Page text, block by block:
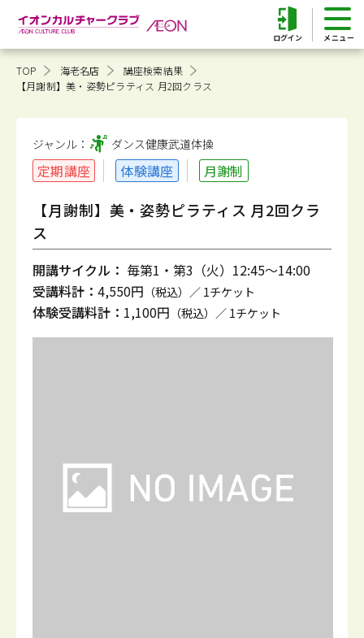
ログイン
TOP 海老名店
講座検索結果
【月謝制】美・姿勢ピラティス 月2回クラス
ジャンル： ダンス健康武道体操
定期講座 体験講座 月謝制
【月謝制】美・姿勢ピラティス 月2回クラ
ス
開講サイクル： 毎第1・第3（火）12:45～14:00
受講料計： 4,550円 （税込）／ 1チケット
体験受講料計： 1,100円 （税込）／ 1チケット